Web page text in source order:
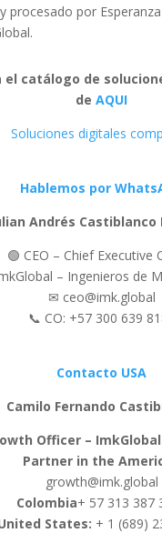
procesado por
el catálogo de
de AQUI
Soluciones digitales
Hablemos por
Andrés Castiblanco
🟢 CEO – Chief Executive
– Ingenieros de
✉ ceo@imk.global
📞 CO: +57 300 639
Contacto USA
Camilo Fernando
Officer –
Partner in the
growth@imk.global
Colombia+ 57 313 387
States: + 1 (689)